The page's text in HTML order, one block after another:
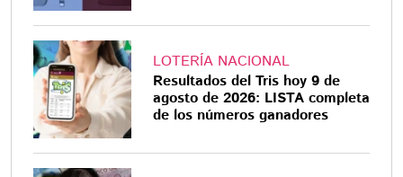
LOTERÍA NACIONAL
Resultados del Tris hoy 9 de
agosto de 2026: LISTA completa
de los números ganadores